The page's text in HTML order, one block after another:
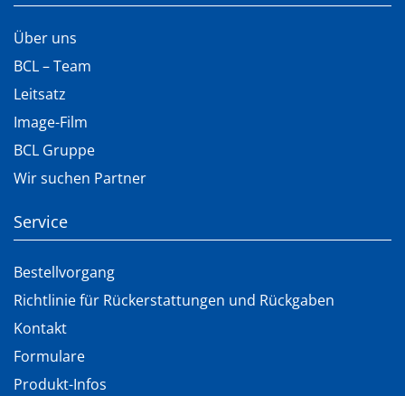
Über uns
BCL – Team
Leitsatz
Image-Film
BCL Gruppe
Wir suchen Partner
Service
Bestellvorgang
Richtlinie für Rückerstattungen und Rückgaben
Kontakt
Formulare
Produkt-Infos